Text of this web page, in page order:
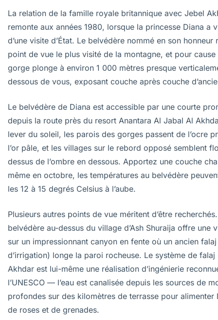
La relation de la famille royale britannique avec Jebel
remonte aux années 1980, lorsque la princesse Diana a
d’une visite d’État. Le belvédère nommé en son honneur
point de vue le plus visité de la montagne, et pour
gorge plonge à environ 1 000 mètres presque
dessous de vous, exposant couche après couche
Le belvédère de Diana est accessible par une courte
depuis la route près du resort Anantara Al Jabal Al
lever du soleil, les parois des gorges passent de l’ocre
l’or pâle, et les villages sur le rebord opposé semblent
dessus de l’ombre en dessous. Apportez une couche
même en octobre, les températures au belvédère
les 12 à 15 degrés Celsius à l’aube.
Plusieurs autres points de vue méritent d’être
belvédère au-dessus du village d’Ash Shuraija offre une
sur un impressionnant canyon en fente où un ancien
d’irrigation) longe la paroi rocheuse. Le système de falaj
Akhdar est lui-même une réalisation d’ingénierie
l’UNESCO — l’eau est canalisée depuis les sources de
profondes sur des kilomètres de terrasse pour alimenter
de roses et de grenades.